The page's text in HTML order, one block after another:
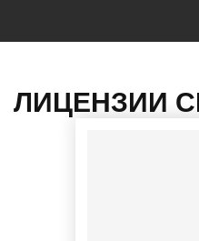
ЛИЦЕНЗИИ